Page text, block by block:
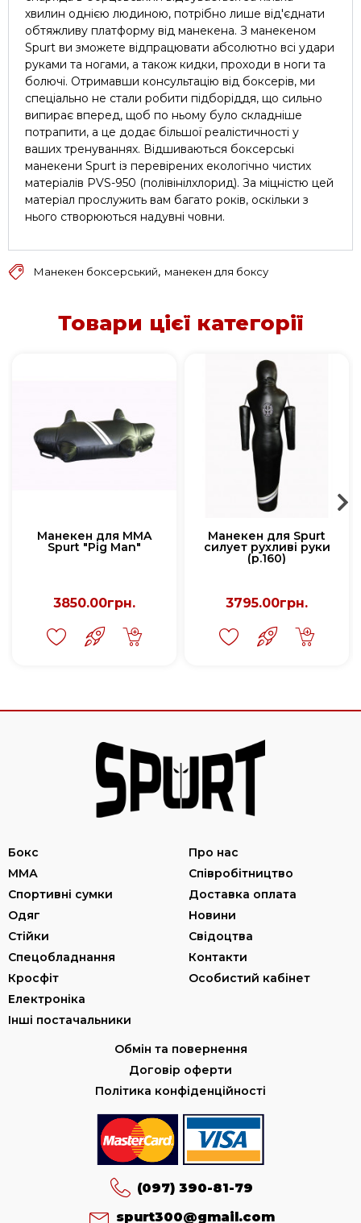
хвилин однією людиною, потрібно лише від'єднати
обтяжливу платформу від манекена. З манекеном
Spurt ви зможете відпрацювати абсолютно всі удари
руками та ногами, а також кидки, проходи в ноги та
болючі. Отримавши консультацію від боксерів, ми
спеціально не стали робити підборіддя, що сильно
випирає вперед, щоб по ньому було складніше
потрапити, а це додає більшої реалістичності у
ваших тренуваннях. Відшиваються боксерські
манекени Spurt із перевірених екологічно чистих
матеріалів PVS-950 (полівінілхлорид). За міцністю цей
матеріал прослужить вам багато років, оскільки з
нього створюються надувні човни.
Манекен боксерський, манекен для боксу
Товари цієї категорії
Манекен для MMA
Spurt "Pig Man"
3850.00грн.
Манекен для Spurt
силует рухливі руки
(р.160)
3795.00грн.
Бокс
ММА
Спортивні сумки
Одяг
Стійки
Спецобладнання
Кросфіт
Електроніка
Інші постачальники
Про нас
Співробітництво
Доставка оплата
Новини
Свідоцтва
Контакти
Особистий кабінет
Обмін та повернення
Договір оферти
Політика конфіденційності
(097) 390-81-79
spurt300@gmail.com